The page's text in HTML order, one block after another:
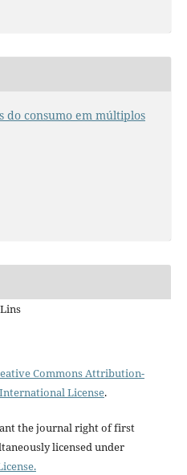
do consumo em múltiplos
Commons Attribution-
License.
the journal right of first
licensed under